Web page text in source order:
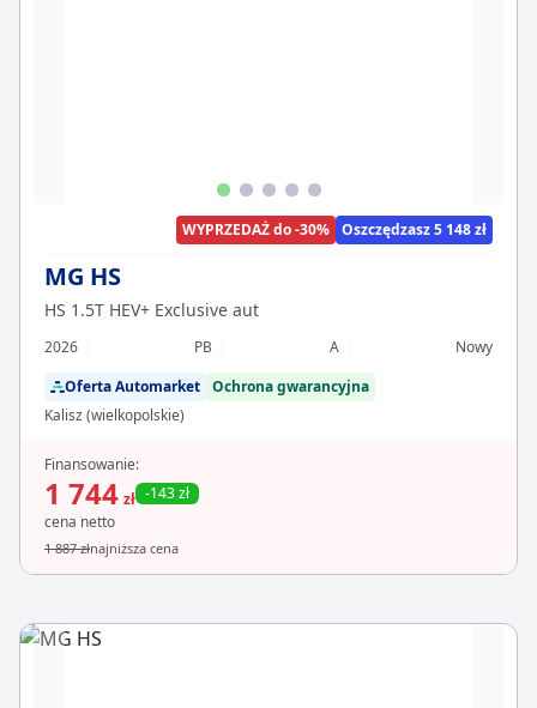
WYPRZEDAŻ do -30% Oszczędzasz 5 148 zł
MG HS
HS 1.5T HEV+ Exclusive aut
2026 PB A
Nowy
Oferta Automarket Ochrona gwarancyjna
Kalisz (wielkopolskie)
Finansowanie:
1 744 zł -143 zł
cena netto
1 887 złnajniższa cena